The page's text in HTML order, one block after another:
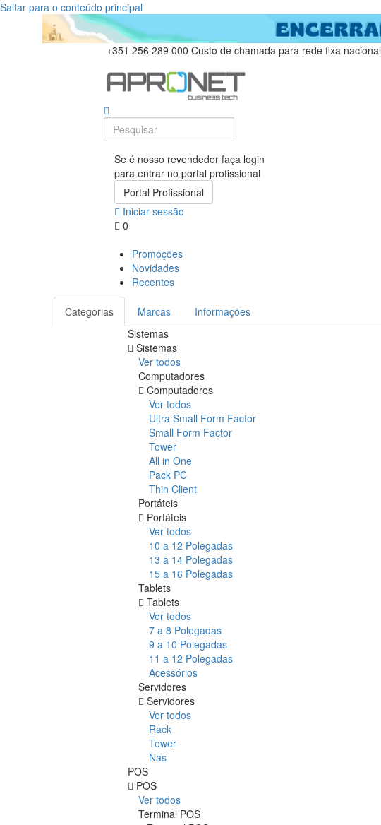
Saltar para o conteúdo principal
+351 256 289 000 Custo de chamada para rede fixa nacional
Se é nosso revendedor faça login
para entrar no portal profissional
Portal Profissional
Iniciar sessão
0
Promoções
Novidades
Recentes
Categorias Marcas
Informações
Sistemas
Sistemas
Ver todos
Computadores
Computadores
Ver todos
Ultra Small Form Factor
Small Form Factor
Tower
All in One
Pack PC
Thin Client
Portáteis
Portáteis
Ver todos
10 a 12 Polegadas
13 a 14 Polegadas
15 a 16 Polegadas
Tablets
Tablets
Ver todos
7 a 8 Polegadas
9 a 10 Polegadas
11 a 12 Polegadas
Acessórios
Servidores
Servidores
Ver todos
Rack
Tower
Nas
POS
POS
Ver todos
Terminal POS